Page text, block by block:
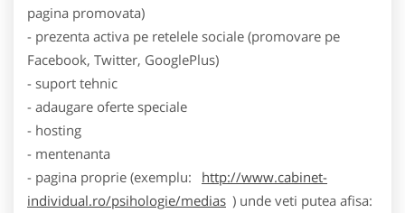
pagina promovata)
- prezenta activa pe retelele sociale (promovare pe
Facebook, Twitter, GooglePlus)
- suport tehnic
- adaugare oferte speciale
- hosting
- mentenanta
- pagina proprie (exemplu:
http://www.cabinet-
individual.ro/psihologie/medias ) unde veti putea afisa: